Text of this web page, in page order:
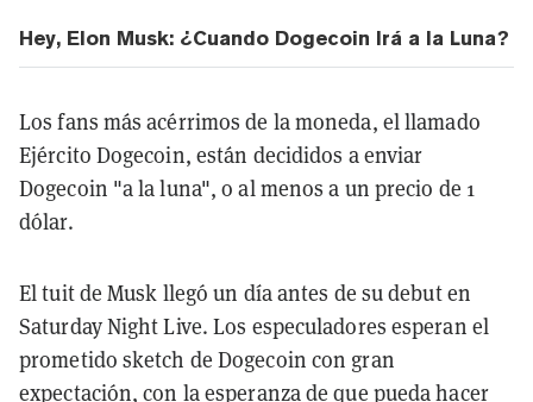
Hey, Elon Musk: ¿Cuando Dogecoin Irá a la Luna?
Los fans más acérrimos de la moneda, el llamado
Ejército Dogecoin, están decididos a enviar
Dogecoin "a la luna", o al menos a un precio de 1
dólar.
El tuit de Musk llegó un día antes de su debut en
Saturday Night Live. Los especuladores esperan el
prometido sketch de Dogecoin con gran
expectación, con la esperanza de que pueda hacer